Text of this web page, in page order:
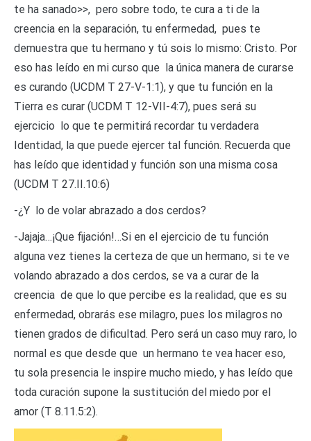
te ha sanado>>, pero sobre todo, te cura a ti de la
creencia en la separación, tu enfermedad, pues te
demuestra que tu hermano y tú sois lo mismo: Cristo. Por
eso has leído en mi curso que la única manera de curarse
es curando (UCDM T 27-V-1:1), y que tu función en la
Tierra es curar (UCDM T 12-VII-4:7), pues será su
ejercicio lo que te permitirá recordar tu verdadera
Identidad, la que puede ejercer tal función. Recuerda que
has leído que identidad y función son una misma cosa
(UCDM T 27.II.10:6)
-¿Y lo de volar abrazado a dos cerdos?
-Jajaja…¡Que fijación!…Si en el ejercicio de tu función
alguna vez tienes la certeza de que un hermano, si te ve
volando abrazado a dos cerdos, se va a curar de la
creencia de que lo que percibe es la realidad, que es su
enfermedad, obrarás ese milagro, pues los milagros no
tienen grados de dificultad. Pero será un caso muy raro, lo
normal es que desde que un hermano te vea hacer eso,
tu sola presencia le inspire mucho miedo, y has leído que
toda curación supone la sustitución del miedo por el
amor (T 8.11.5:2).